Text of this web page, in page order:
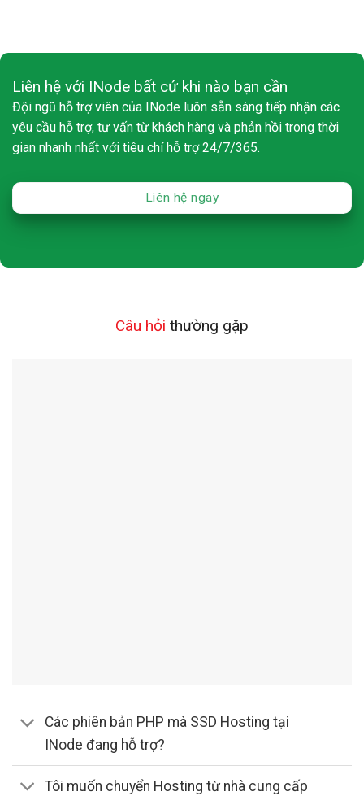
Liên hệ với INode bất cứ khi nào bạn cần
Đội ngũ hỗ trợ viên của INode luôn sẵn sàng tiếp nhận các
yêu cầu hỗ trợ, tư vấn từ khách hàng và phản hồi trong thời
gian nhanh nhất với tiêu chí hỗ trợ 24/7/365.
Liên hệ ngay
Câu hỏi thường gặp
Các phiên bản PHP mà SSD Hosting tại
INode đang hỗ trợ?
Tôi muốn chuyển Hosting từ nhà cung cấp